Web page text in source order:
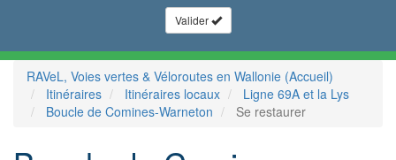
Valider
RAVeL, Voies vertes & Véloroutes en Wallonie (Accueil)
Itinéraires
Itinéraires locaux
Ligne 69A et la Lys
Boucle de Comines-Warneton
Se restaurer